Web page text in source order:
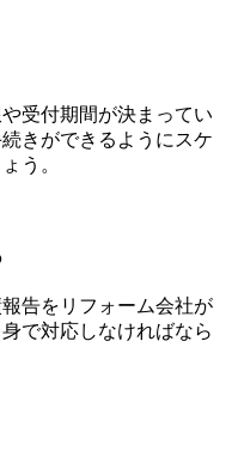
受付期間が決まってい
きができるようにスケ
う。
告をリフォーム会社が
で対応しなければなら